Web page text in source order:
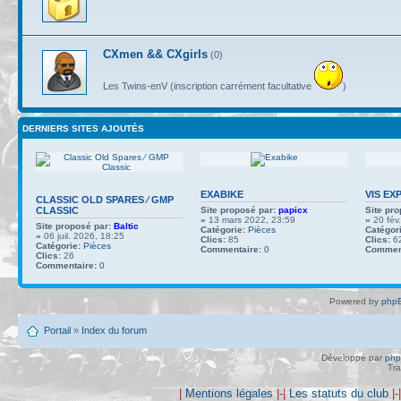
CXmen && CXgirls (0)
Les Twins-enV (inscription carrément facultative )
DERNIERS SITES AJOUTÉS
CLASSIC OLD SPARES ∕ GMP
CLASSIC
Site proposé par: Baltic
» 06 juil. 2026, 18:25
Catégorie: Pièces
Clics: 26
Commentaire: 0
EXABIKE
Site proposé par: papicx
» 13 mars 2022, 23:59
Catégorie: Pièces
Clics: 85
Commentaire: 0
VIS
Site
» 20
Clics:
Powered by
Portail » Index du forum
Développé par
|Mentions légales|-|Les statuts du club